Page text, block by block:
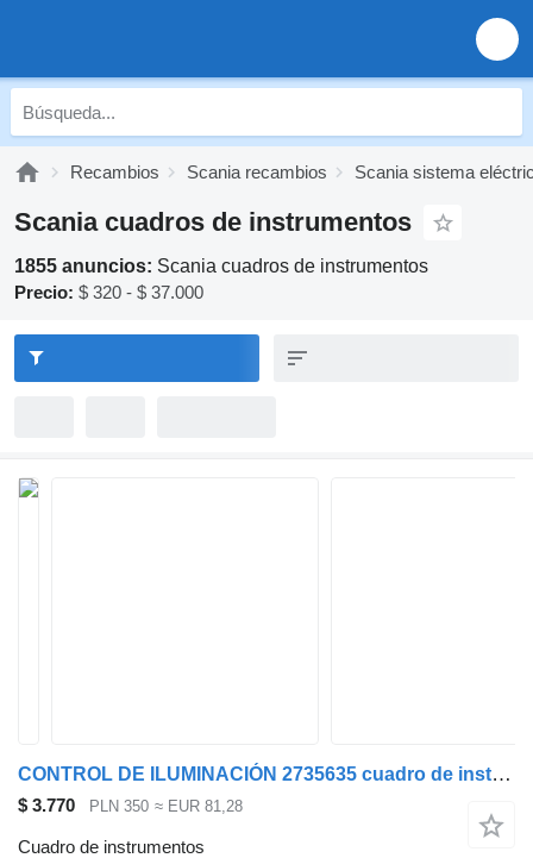
Recambios Scania recambios Scania sistema
Scania cuadros de instrumentos
1855 anuncios: Scania cuadros de instrumentos
Precio: $ 320 - $ 37.000
CONTROL DE ILUMINACIÓN 2735635 cuadro de instrumentos para Scania R S NTG
$ 3.770 PLN 350 ≈ EUR 81,28
Cuadro de instrumentos